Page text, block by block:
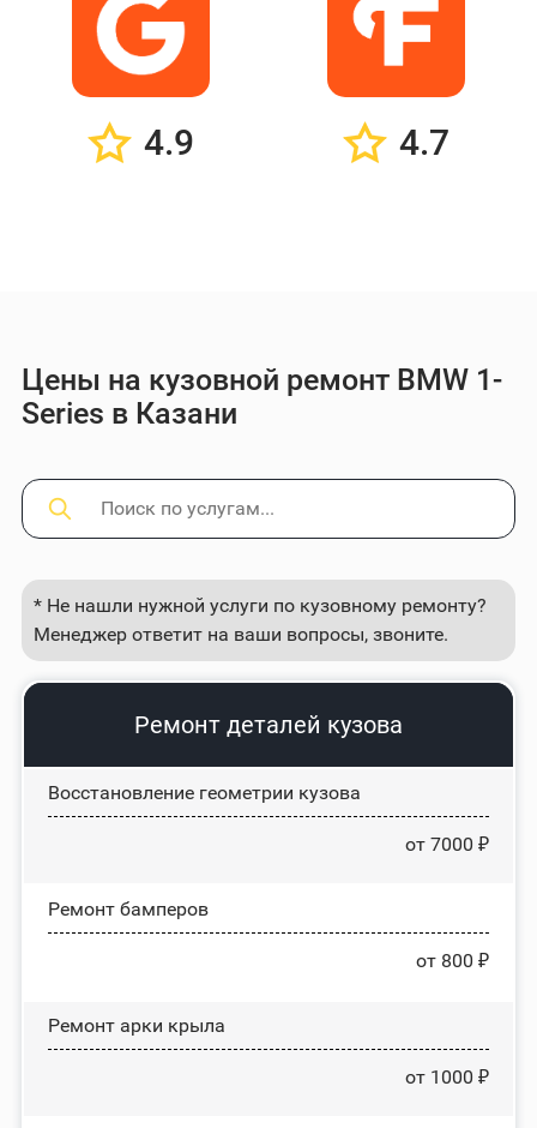
4.9 4.7
Цены на кузовной ремонт BMW 1-
Series в Казани
* Не нашли нужной услуги по кузовному ремонту?
Менеджер ответит на ваши вопросы, звоните.
Ремонт деталей кузова
Восстановление геометрии кузова
от 7000 ₽
Ремонт бамперов
от 800 ₽
Ремонт арки крыла
от 1000 ₽